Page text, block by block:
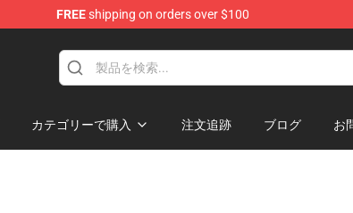
FREEshipping on orders over $100
カテゴリーで購入 注文追跡 ブログ お